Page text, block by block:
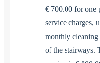
€ 700.00 for one
service charges,
monthly cleaning
of the stairways.